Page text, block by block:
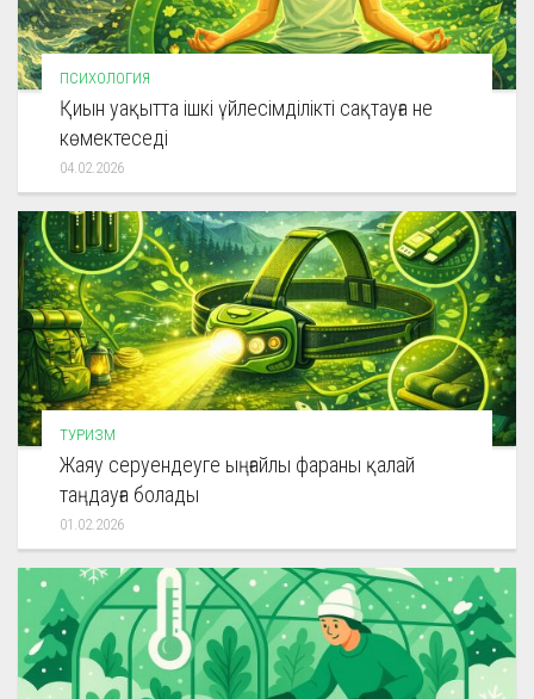
ПСИХОЛОГИЯ
Қиын уақытта ішкі үйлесімділікті сақтауға не
көмектеседі
04.02.2026
ТУРИЗМ
Жаяу серуендеуге ыңғайлы фараны қалай
таңдауға болады
01.02.2026